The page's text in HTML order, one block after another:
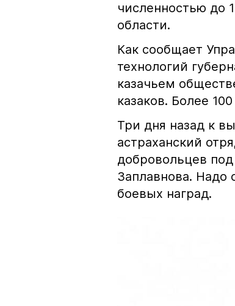
численностью до
области.
Как сообщает
технологий
казачьем
казаков. Более
Три дня назад к
астраханский
добровольцев
Заплавнова. Надо
боевых наград.